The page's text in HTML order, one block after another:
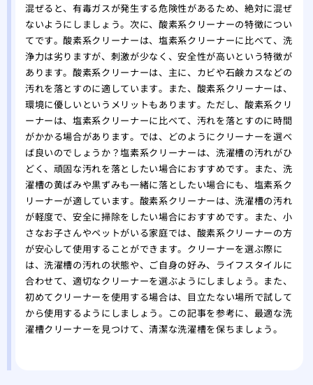
混ぜると、有毒ガスが発生する危険性があるため、絶対に混ぜ
ないようにしましょう。次に、酸素系クリーナーの特徴につい
てです。酸素系クリーナーは、塩素系クリーナーに比べて、洗
浄力は劣りますが、刺激が少なく、安全性が高いという特徴が
あります。酸素系クリーナーは、主に、カビや石鹸カスなどの
汚れを落とすのに適しています。また、酸素系クリーナーは、
環境に優しいというメリットもあります。ただし、酸素系クリ
ーナーは、塩素系クリーナーに比べて、汚れを落とすのに時間
がかかる場合があります。では、どのようにクリーナーを選べ
ば良いのでしょうか？塩素系クリーナーは、洗濯槽の汚れがひ
どく、頑固な汚れを落としたい場合におすすめです。また、洗
濯槽の黄ばみや黒ずみも一緒に落としたい場合にも、塩素系ク
リーナーが適しています。酸素系クリーナーは、洗濯槽の汚れ
が軽度で、安全に掃除をしたい場合におすすめです。また、小
さなお子さんやペットがいる家庭では、酸素系クリーナーの方
が安心して使用することができます。クリーナーを選ぶ際に
は、洗濯槽の汚れの状態や、ご自身の好み、ライフスタイルに
合わせて、適切なクリーナーを選ぶようにしましょう。また、
初めてクリーナーを使用する場合は、目立たない場所で試して
から使用するようにしましょう。この記事を参考に、最適な洗
濯槽クリーナーを見つけて、清潔な洗濯槽を保ちましょう。